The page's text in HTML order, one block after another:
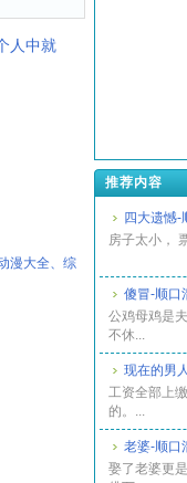
人中就
漫大全、综
推荐内容
四大遗憾-
房子太小，
傻冒-顺口
公鸡母鸡是
不休...
现在的男
工资全部上
的。...
老婆-顺口
娶了老婆更